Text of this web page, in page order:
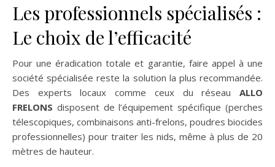
Les professionnels spécialisés :
Le choix de l’efficacité
Pour une éradication totale et garantie, faire appel à une
société spécialisée reste la solution la plus recommandée.
Des experts locaux comme ceux du réseau ALLO
FRELONS disposent de l’équipement spécifique (perches
télescopiques, combinaisons anti-frelons, poudres biocides
professionnelles) pour traiter les nids, même à plus de 20
mètres de hauteur.